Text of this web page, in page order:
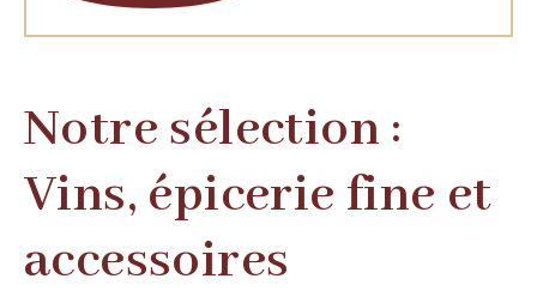
Notre sélection :
Vins, épicerie fine et
accessoires